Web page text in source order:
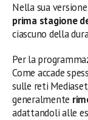
Nella sua
prima stagione
ciascuno della
Per la
Come accade
sulle reti
generalmente
adattandoli alle